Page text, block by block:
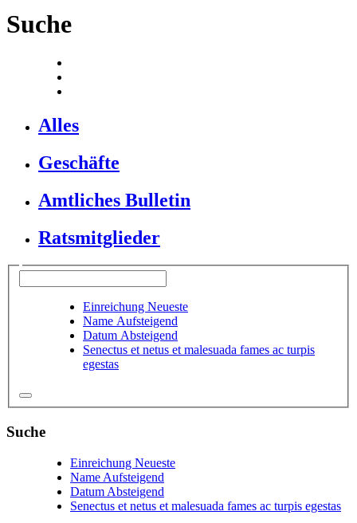
Suche
Alles
Geschäfte
Amtliches Bulletin
Ratsmitglieder
Einreichung Neueste
Name Aufsteigend
Datum Absteigend
Senectus et netus et malesuada fames ac turpis
egestas
Suche
Einreichung Neueste
Name Aufsteigend
Datum Absteigend
Senectus et netus et malesuada fames ac turpis egestas